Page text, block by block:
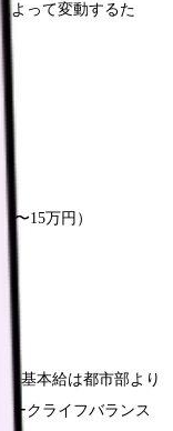
よって変動するた
〜15万円）
基本給は都市部より
ークライフバランス